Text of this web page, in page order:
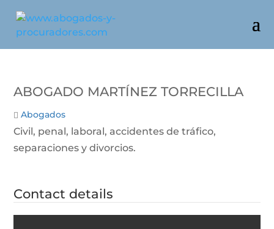
Abogado Martínez Torrecilla
Abogados
Civil, penal, laboral, accidentes de tráfico,
separaciones y divorcios.
Contact details